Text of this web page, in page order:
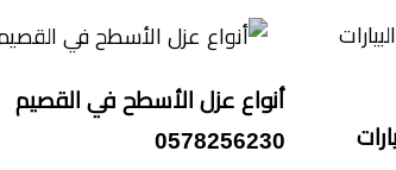
أنواع عزل الأسطح في القصيم
0578256230